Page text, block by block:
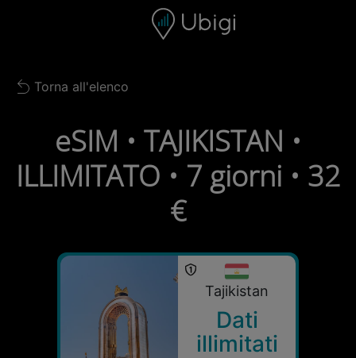
Barra di navigazione
Back to list
Torna all'elenco
eSIM • TAJIKISTAN •
ILLIMITATO • 7 giorni • 32
€
Tajikistan
Dati
illimitati